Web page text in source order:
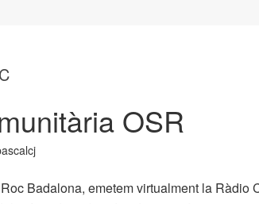
OSR
Badalona, emetem virtualment la Ràdio